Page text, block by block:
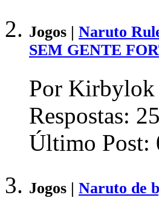
Jogos | Naruto
SEM GENTE
Por Kirbylok
Respostas: 25
Último Post:
Jogos | Naruto de